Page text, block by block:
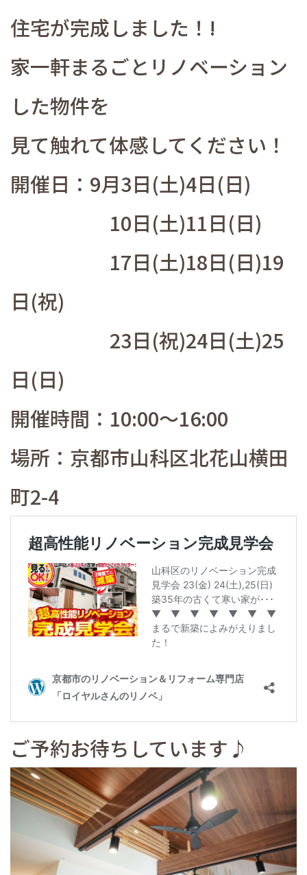
住宅が完成しました！!
家一軒まるごとリノベーション
した物件を
見て触れて体感してください！
開催日：9月3日(土)4日(日)
10日(土)11日(日)
17日(土)18日(日)19
日(祝)
23日(祝)24日(土)25
日(日)
開催時間：10:00～16:00
場所：京都市山科区北花山横田
町2-4
ご予約お待ちしています♪